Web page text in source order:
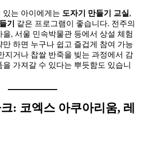
있는 아이에게는 도자기 만들기 교실 ,
기
같은 프로그램이 좋습니다. 전주의
, 서울 민속박물관 등에서 상설 체험
만 하면 누구나 쉽고 즐겁게 참여 가능
지거나 찹쌀 반죽을 빚는 과정에서 감
가져갈 수 있다는 뿌듯함도 있습니
: 코엑스 아쿠아리움, 레